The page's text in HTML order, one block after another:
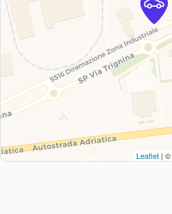
Leaflet | ©